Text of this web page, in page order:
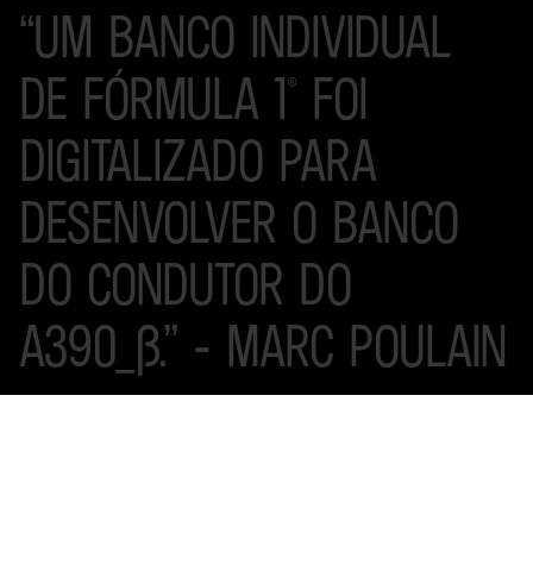
“UM BANCO INDIVIDUAL
DE FÓRMULA 1® FOI
DIGITALIZADO PARA
DESENVOLVER O BANCO
DO CONDUTOR DO
A390_Β.” - MARC POULAIN